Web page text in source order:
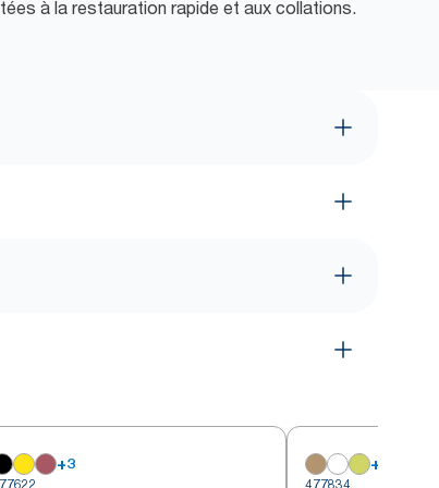
à la restauration rapide et aux collations.
+3 +
477834